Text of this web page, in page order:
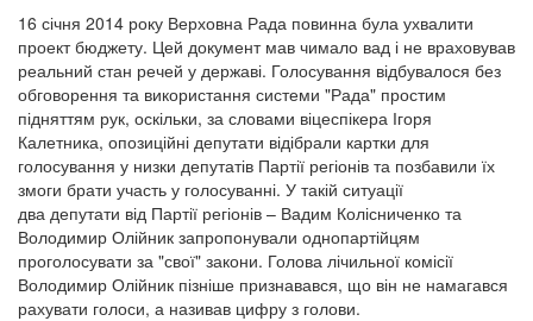
16 січня 2014 року Верховна Рада повинна була ухвалити
проект бюджету. Цей документ мав чимало вад і не враховував
реальний стан речей у державі. Голосування відбувалося без
обговорення та використання системи "Рада" простим
підняттям рук, оскільки, за словами віцеспікера Ігоря
Калетника, опозиційні депутати відібрали картки для
голосування у низки депутатів Партії регіонів та позбавили їх
змоги брати участь у голосуванні. У такій ситуації
два депутати від Партії регіонів – Вадим Колісниченко та
Володимир Олійник запропонували однопартійцям
проголосувати за "свої" закони. Голова лічильної комісії
Володимир Олійник пізніше признавався, що він не намагався
рахувати голоси, а називав цифру з голови.